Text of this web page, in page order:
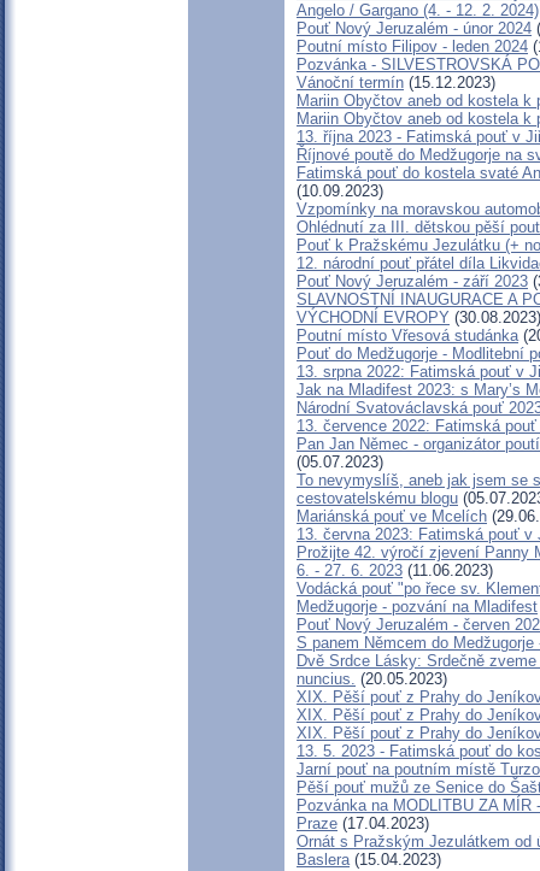
Angelo / Gargano (4. - 12. 2. 2024)
Pouť Nový Jeruzalém - únor 2024
Poutní místo Filipov - leden 2024
Pozvánka - SILVESTROVSKÁ
Vánoční termín (15.12.2023)
Mariin Obyčtov aneb od kostela k
Mariin Obyčtov aneb od kostela k
13. října 2023 - Fatimská pouť v
Říjnové poutě do Medžugorje na
Fatimská pouť do kostela svaté
(10.09.2023)
Vzpomínky na moravskou
Ohlédnutí za III. dětskou pěší
Pouť k Pražskému Jezulátku (+
12. národní pouť přátel díla
Pouť Nový Jeruzalém - září 2023
SLAVNOSTNÍ INAUGURACE A
VÝCHODNÍ EVROPY (30.08.2023)
Poutní místo Vřesová studánka
Pouť do Medžugorje - Modlitební
13. srpna 2022: Fatimská pouť v
Jak na Mladifest 2023: s Mary’s
Národní Svatováclavská pouť
13. července 2022: Fatimská
Pan Jan Němec - organizátor
(05.07.2023)
To nevymyslíš, aneb jak jsem se
cestovatelskému blogu
Mariánská pouť ve Mcelích
13. června 2023: Fatimská pouť
Prožijte 42. výročí zjevení Panny
6. - 27. 6. 2023 (11.06.2023)
Vodácká pouť "po řece sv.
Medžugorje - pozvání na Mladifest
Pouť Nový Jeruzalém - červen
S panem Němcem do
Dvě Srdce Lásky: Srdečně
nuncius. (20.05.2023)
XIX. Pěší pouť z Prahy do
XIX. Pěší pouť z Prahy do
XIX. Pěší pouť z Prahy do
13. 5. 2023 - Fatimská pouť do
Jarní pouť na poutním místě
Pěší pouť mužů ze Senice do
Pozvánka na MODLITBU ZA
Praze (17.04.2023)
Ornát s Pražským Jezulátkem od
Baslera(15.04.2023)